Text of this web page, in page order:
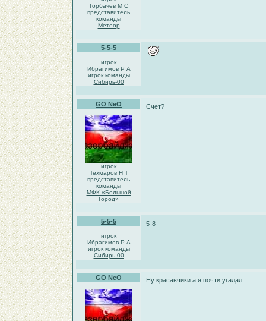
Горбачев М С
представитель
команды
Метеор
5-5-5
игрок
Ибрагимов Р А
игрок команды
Сибирь-00
GO NeO
игрок
Техмаров Н Т
представитель
команды
МФК «Большой
Город»
Счет?
5-5-5
игрок
Ибрагимов Р А
игрок команды
Сибирь-00
5-8
GO NeO Ну красавчики.а я почти угадал.